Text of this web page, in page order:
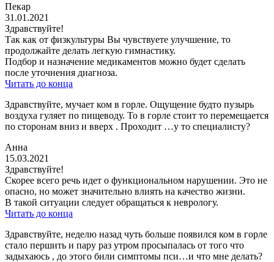
Пекар
31.01.2021
Здравствуйте!
Так как от физкультуры Вы чувствуете улучшение, то
продолжайте делать легкую гимнастику.
Подбор и назначение медикаментов можно будет сделать
после уточнения диагноза.
Читать до конца
Здравствуйте, мучает ком в горле. Ощущение будто пузырь
воздуха гуляет по пищеводу. То в горле стоит то перемещается
по сторонам вниз и вверх . Проходит …у то специалисту?
Анна
15.03.2021
Здравствуйте!
Скорее всего речь идет о функциональном нарушении. Это не
опасно, но может значительно влиять на качество жизни.
В такой ситуации следует обращаться к неврологу.
Читать до конца
Здравствуйте, неделю назад чуть больше появился ком в горле
стало першить и пару раз утром просыпалась от того что
задыхаюсь , до этого били симптомы пси…и что мне делать?